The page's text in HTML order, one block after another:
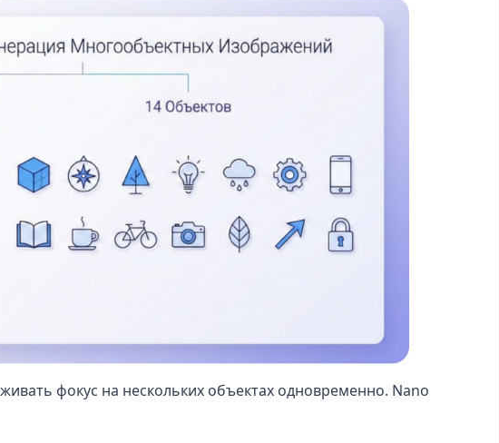
фокус на нескольких объектах одновременно. Nano